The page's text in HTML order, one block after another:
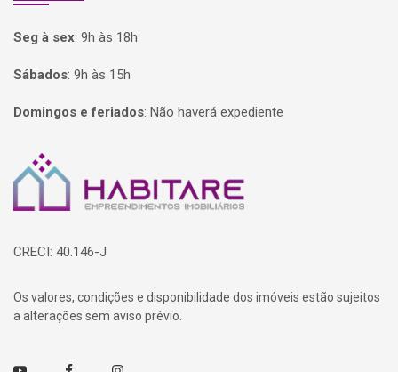
Seg à sex: 9h às 18h
Sábados: 9h às 15h
Domingos e feriados: Não haverá expediente
Página inicial
CRECI: 40.146-J
Os valores, condições e disponibilidade dos imóveis estão sujeitos
a alterações sem aviso prévio.